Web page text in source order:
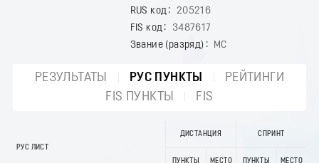
RUS код
205216
FIS код
3487617
Звание (разряд)
МС
РЕЗУЛЬТАТЫ РУС ПУНКТЫ
РЕЙТИНГИ
FIS ПУНКТЫ
FIS
РУС ЛИСТ
ДИСТАНЦИЯ СПРИНТ
ПУНКТЫ МЕСТО ПУНКТЫ МЕСТО